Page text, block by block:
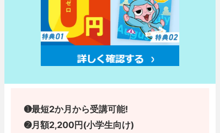
➊最短2か月から受講可能!
➋月額2,200円(小学生向け)